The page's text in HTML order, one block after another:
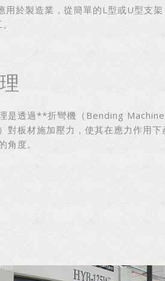
於製造業，從簡單的L型或U型支
是透過**折彎機（Bending
對板材施加壓力，使其在應力作用下
角度。